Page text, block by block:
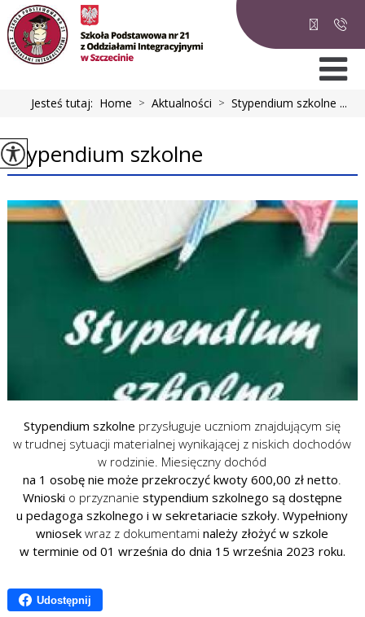
Jesteś tutaj: Home > Aktualności > Stypendium szkolne ...
Stypendium szkolne
Stypendium szkolne przysługuje uczniom znajdującym się
w trudnej sytuacji materialnej wynikającej z niskich dochodów
w rodzinie. Miesięczny dochód
na 1 osobę nie może przekroczyć kwoty 600,00 zł netto.
Wnioski o przyznanie stypendium szkolnego są dostępne
u pedagoga szkolnego i w sekretariacie szkoły.Wypełniony
wniosekwraz z dokumentaminależy złożyć w szkole
w terminie od 01 września do dnia 15 września 2023 roku.
Udostępnij